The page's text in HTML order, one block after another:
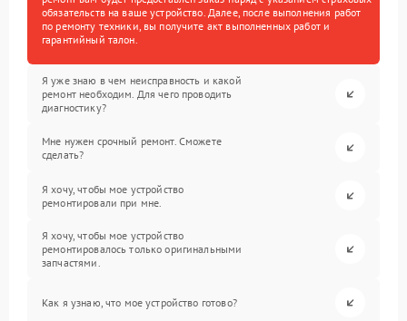
обязательств на ваше устройство. Далее, после выполнения работ
по ремонту техники, вы получите акт выполненных работ и
гарантийный талон.
Я уже знаю в чем неисправность и какой
ремонт необходим. Для чего проводить
диагностику?
Мне нужен срочный ремонт. Сможете
сделать?
Я хочу, чтобы мое устройство
ремонтировали при мне.
Я хочу, чтобы мое устройство
ремонтировалось только оригинальными
запчастями.
Как я узнаю, что мое устройство готово?